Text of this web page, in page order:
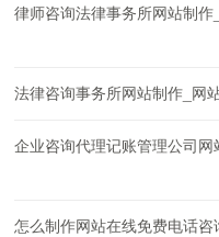
律师咨询法律事务所网站制作
法律咨询事务所网站制作_网
企业咨询代理记账管理公司
怎么制作网站在线免费电话咨